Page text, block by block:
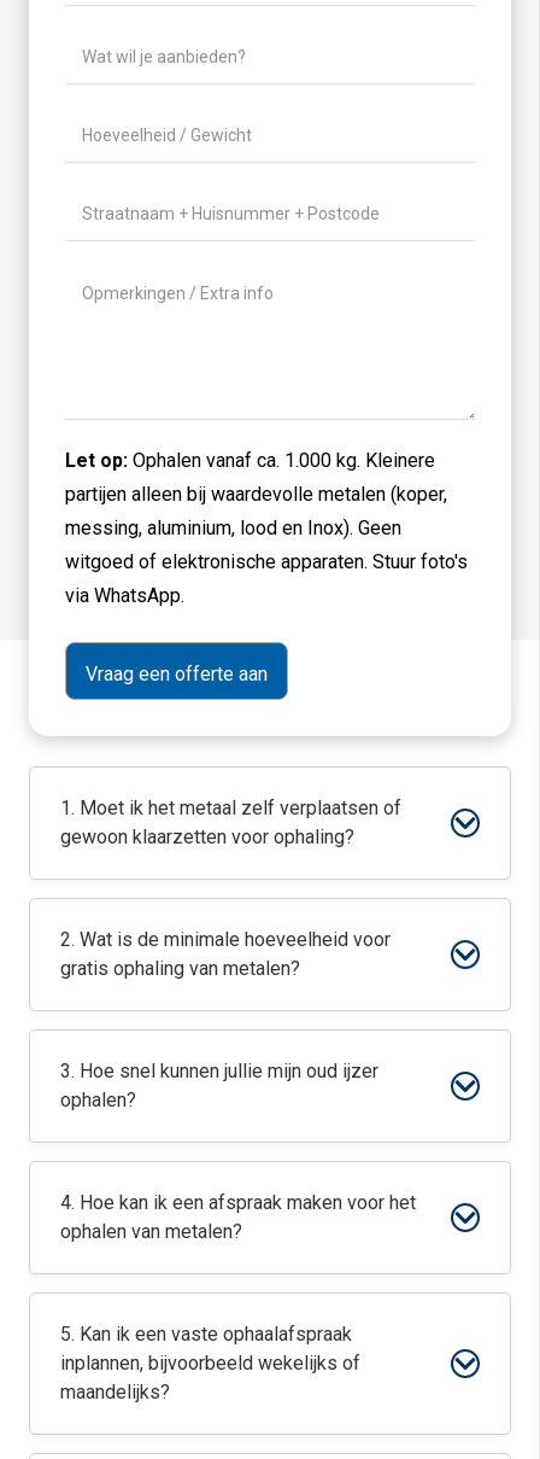
Wat
wil
aanbieden?
Hoeveelheid
/
Locatie(Vereist)
Let op: Ophalen vanaf ca. 1.000 kg. Kleinere
partijen alleen bij waardevolle metalen (koper,
messing, aluminium, lood en Inox). Geen
witgoed of elektronische apparaten. Stuur foto's
via WhatsApp.
1. Moet ik het metaal zelf verplaatsen of
gewoon klaarzetten voor ophaling?
2. Wat is de minimale hoeveelheid voor
gratis ophaling van metalen?
3. Hoe snel kunnen jullie mijn oud ijzer
ophalen?
4. Hoe kan ik een afspraak maken voor het
ophalen van metalen?
5. Kan ik een vaste ophaalafspraak
inplannen, bijvoorbeeld wekelijks of
maandelijks?